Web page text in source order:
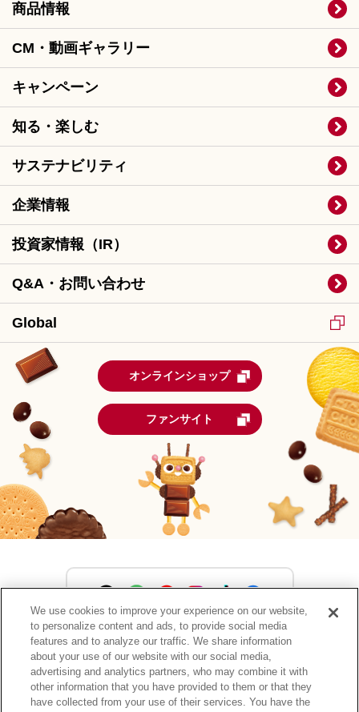
商品情報
CM・動画ギャラリー
キャンペーン
知る・楽しむ
サステナビリティ
企業情報
投資家情報（IR）
Q&A・お問い合わせ
Global
オンラインショップ
ファンサイト
森永製菓公式アカウント一覧
サイトマップ RSSの配信について プライバシーポリシー
We use cookies to improve your experience on our website,
to personalize content and ads, to provide social media
features and to analyze our traffic. We share information
about your use of our website with our social media,
advertising and analytics partners, who may combine it with
other information that you have provided to them or that they
have collected from your use of their services. You have the